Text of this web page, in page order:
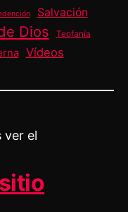
Salvación
Dios Teofanía
Vídeos
ver el